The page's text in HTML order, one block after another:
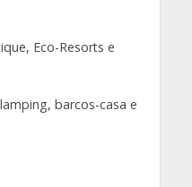
Eco-Resorts e
barcos-casa e